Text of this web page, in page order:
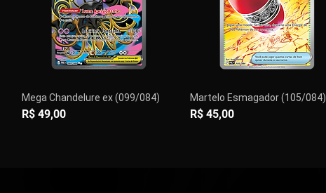
Mega Chandelure ex (099/084)
Preço
R$ 49,00
Martelo Esmagador (105/084)
Preço
R$ 45,00